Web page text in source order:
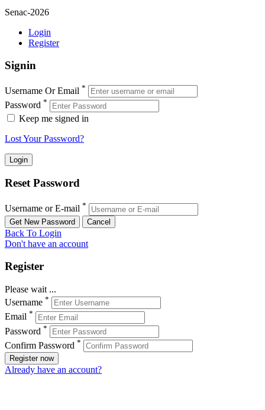
Senac-2026
Login
Register
Signin
Username Or Email *
Password *
Keep me signed in
Lost Your Password?
Reset Password
Username or E-mail *
Back To Login
Don't have an account
Register
Please wait ...
Username *
Email *
Password *
Confirm Password *
Register now
Already have an account?